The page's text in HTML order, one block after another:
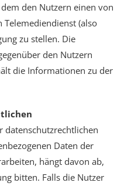
den Nutzern einen von
(also
zu stellen. Die
den Nutzern
die Informationen zu der
datenschutzrechtlichen
Daten der
hängt davon ab,
bitten. Falls die Nutzer